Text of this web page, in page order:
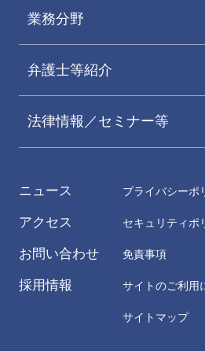
業務分野
弁護士等紹介
法律情報／セミナー等
ニュース
アクセス
お問い合わせ
採用情報
プライバシーポ
セキュリティポ
免責事項
サイトのご利用
サイトマップ